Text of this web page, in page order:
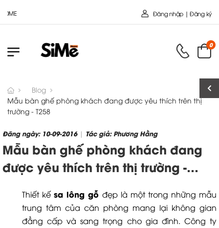
Chào
Đăng nhập | Đăng ký
0
Blog
Mẫu bàn ghế phòng khách đang được yêu thích trên thị
trường - T258
Đăng ngày: 10-09-2016| Tác giả: Phương Hằng
Mẫu bàn ghế phòng khách đang
được yêu thích trên thị trường -
Thiết kếsa lông gỗ đẹp là một trong những mẫu
trung tâm của căn phòng mang lại không gian
đẳng cấp và sang trọng cho gia đình. Công ty